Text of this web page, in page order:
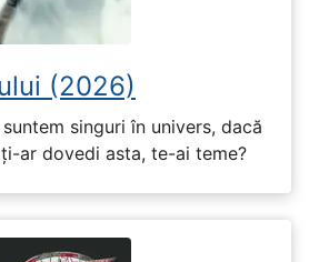
(2026)
singuri în univers, dacă
ar dovedi asta, te-ai teme?